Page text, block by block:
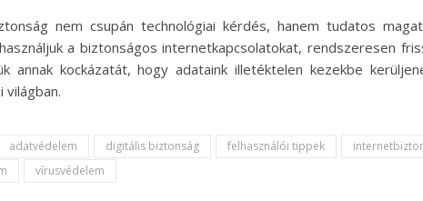
nem csupán technológiai kérdés, hanem tudatos
a biztonságos internetkapcsolatokat, rendszeresen
annak kockázatát, hogy adataink illetéktelen kezekbe
világban.
adatvédelem digitális biztonság felhasználói tippek
vírusvédelem